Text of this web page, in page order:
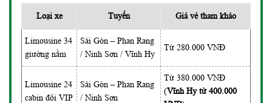
Loại xe Tuyến Giá vé tham khảo
Limousine 34
giường nằm
Sài Gòn – Phan Rang
/ Ninh Sơn / Vĩnh Hy
Từ 280.000 VNĐ
Limousine 24
cabin đôi VIP
Sài Gòn – Phan Rang
/ Ninh Sơn
Từ 380.000 VNĐ
(Vĩnh Hy từ 400.000